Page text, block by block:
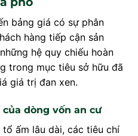
bảng giá có sự phân
hàng tiếp cận sản
hệ quy chiếu hoàn
trong mục tiêu sở hữu đã
giá trị đan xen.
của dòng vốn an cư
ấm lâu dài, các tiêu chí